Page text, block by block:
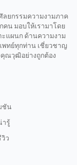
ยกรรมความงามภาค
คน มอบให้เรามาโดย
แผนก ด้านความงาม
พทย์ทุกท่าน เชี่ยวชาญ
ณวุฒิอย่างถูกต้อง
ชัน
ารู้
ว